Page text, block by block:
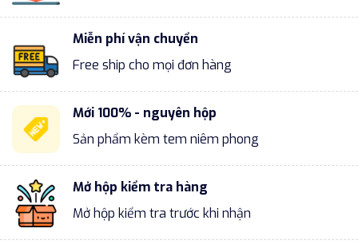
Miễn phí vận chuyển
Free ship cho mọi đơn hàng
Mới 100% - nguyên hộp
Sản phẩm kèm tem niêm phong
Mở hộp kiểm tra hàng
Mở hộp kiểm tra trước khi nhận